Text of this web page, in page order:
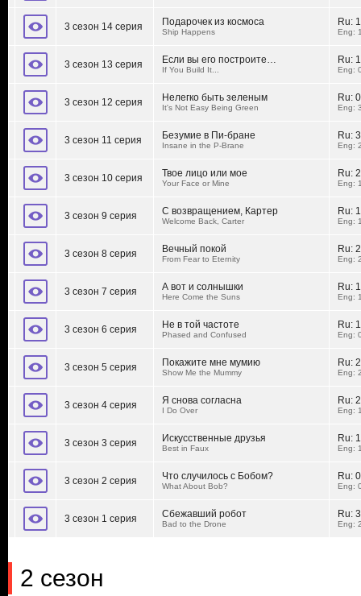
3 сезон 14 серия Подарочек из космоса
Ship Happens
Ru:
Eng:
3 сезон 13 серия Если вы его построите…
If You Build It...
Ru:
Eng:
3 сезон 12 серия Нелегко быть зеленым
It's Not Easy Being Green
Ru:
Eng:
3 сезон 11 серия Безумие в Пи-бране
Insane in the P-Brane
Ru:
Eng:
3 сезон 10 серия Твое лицо или мое
Your Face or Mine
Ru:
Eng:
3 сезон 9 серия С возвращением, Картер
Welcome Back, Carter
Ru:
Eng:
3 сезон 8 серия Вечный покой
From Fear to Eternity
Ru:
Eng:
3 сезон 7 серия А вот и солнышки
Here Come the Suns
Ru:
Eng:
3 сезон 6 серия Не в той частоте
Phased and Confused
Ru:
Eng:
3 сезон 5 серия Покажите мне мумию
Show Me the Mummy
Ru:
Eng:
3 сезон 4 серия Я снова согласна
I Do Over
Ru:
Eng:
3 сезон 3 серия Искусственные друзья
Best in Faux
Ru:
Eng:
3 сезон 2 серия Что случилось с Бобом?
What About Bob?
Ru:
Eng:
3 сезон 1 серия Сбежавший робот
Bad to the Drone
Ru:
Eng:
2 сезон